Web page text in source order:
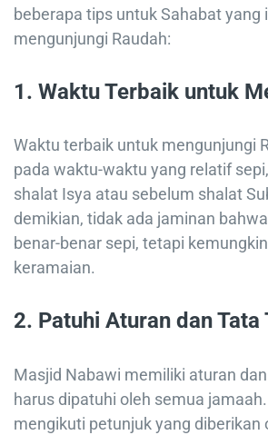
beberapa tips untuk Sahabat yang
mengunjungi Raudah:
1. Waktu Terbaik untuk
Waktu terbaik untuk mengunjungi
pada waktu-waktu yang relatif
shalat Isya atau sebelum shalat
demikian, tidak ada jaminan
benar-benar sepi, tetapi
keramaian.
2. Patuhi Aturan dan Tata
Masjid Nabawi memiliki aturan
harus dipatuhi oleh semua
mengikuti petunjuk yang diberikan